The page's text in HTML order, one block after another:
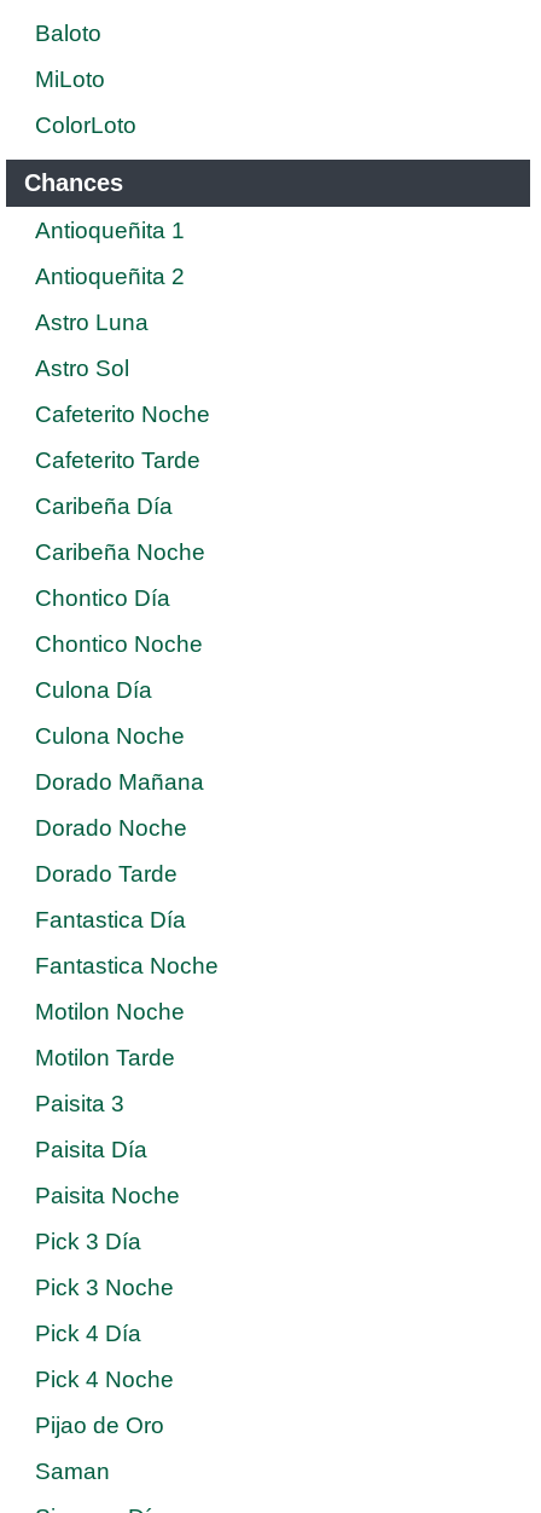
Baloto
MiLoto
ColorLoto
Chances
Antioqueñita 1
Antioqueñita 2
Astro Luna
Astro Sol
Cafeterito Noche
Cafeterito Tarde
Caribeña Día
Caribeña Noche
Chontico Día
Chontico Noche
Culona Día
Culona Noche
Dorado Mañana
Dorado Noche
Dorado Tarde
Fantastica Día
Fantastica Noche
Motilon Noche
Motilon Tarde
Paisita 3
Paisita Día
Paisita Noche
Pick 3 Día
Pick 3 Noche
Pick 4 Día
Pick 4 Noche
Pijao de Oro
Saman